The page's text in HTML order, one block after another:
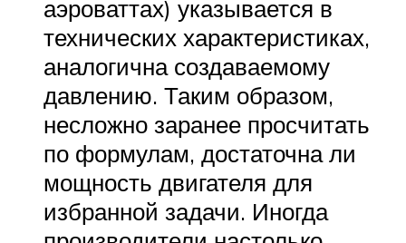
аэроваттах) указывается в
технических характеристиках,
аналогична создаваемому
давлению. Таким образом,
несложно заранее просчитать
по формулам, достаточна ли
мощность двигателя для
избранной задачи. Иногда